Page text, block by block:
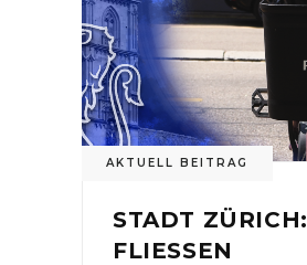
AKTUELL BEITRAG
STADT ZÜRICH:
FLIESSEN